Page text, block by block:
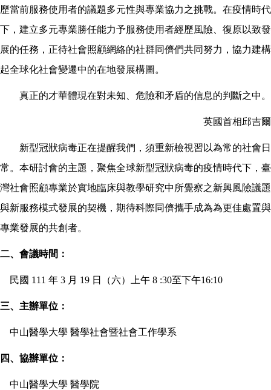
歷當前服務使用者的議題多元性與專業協力之挑戰。在疫情時代
下，建立多元專業勝任能力予服務使用者經歷風險、復原以致發
展的任務，正待社會照顧網絡的社群同儕們共同努力，協力建構
起全球化社會變遷中的在地發展構圖。
真正的才華體現在對未知、危險和矛盾的信息的判斷之中。
英國首相邱吉爾
新型冠狀病毒正在提醒我們，須重新檢視習以為常的社會日
常。本研討會的主題，聚焦全球新型冠狀病毒的疫情時代下，臺
灣社會照顧專業於實地臨床與教學研究中所覺察之新興風險議題
與新服務模式發展的契機，期待科際同儕攜手成為為更佳處置與
專業發展的共創者。
二、會議時間：
民國 111 年 3 月 19 日（六）上午 8 :30至下午16:10
三、主辦單位：
中山醫學大學 醫學社會暨社會工作學系
四、協辦單位：
中山醫學大學 醫學院